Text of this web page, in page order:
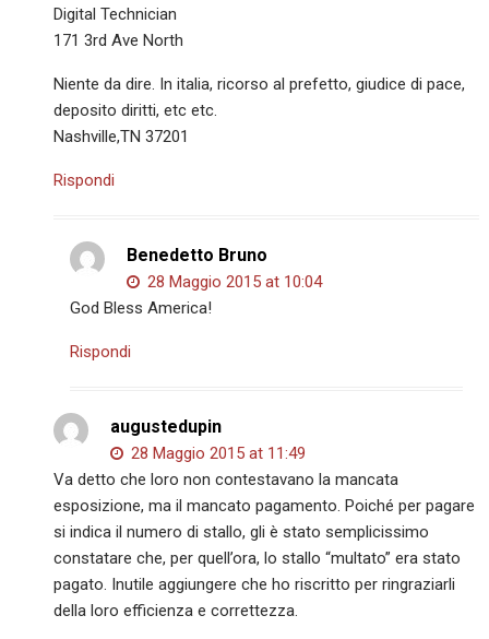
Digital Technician
171 3rd Ave North
Niente da dire. In italia, ricorso al prefetto, giudice di pace,
deposito diritti, etc etc.
Nashville,TN 37201
Rispondi
Benedetto Bruno
28 Maggio 2015 at 10:04
God Bless America!
Rispondi
augustedupin
28 Maggio 2015 at 11:49
Va detto che loro non contestavano la mancata
esposizione, ma il mancato pagamento. Poiché per pagare
si indica il numero di stallo, gli è stato semplicissimo
constatare che, per quell’ora, lo stallo “multato” era stato
pagato. Inutile aggiungere che ho riscritto per ringraziarli
della loro efficienza e correttezza.